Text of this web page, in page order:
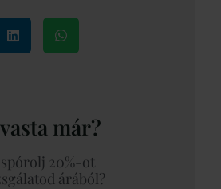
már?
20%-ot
árából?